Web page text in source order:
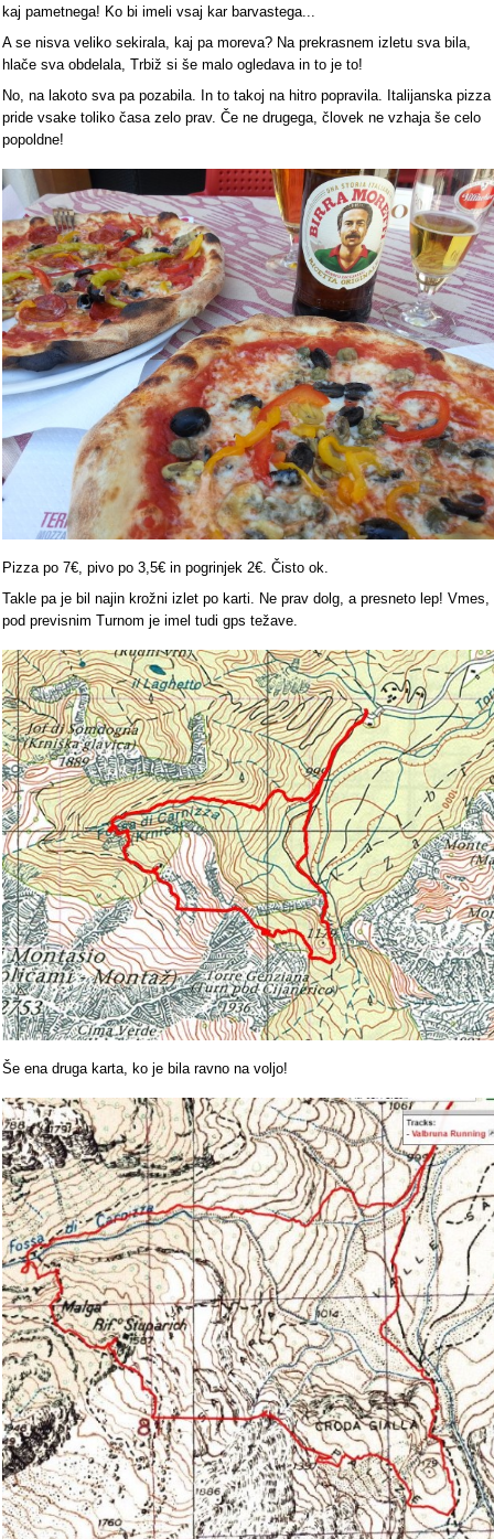
kaj pametnega! Ko bi imeli vsaj kar barvastega...
A se nisva veliko sekirala, kaj pa moreva? Na prekrasnem izletu sva bila,
hlače sva obdelala, Trbiž si še malo ogledava in to je to!
No, na lakoto sva pa pozabila. In to takoj na hitro popravila. Italijanska pizza
pride vsake toliko časa zelo prav. Če ne drugega, človek ne vzhaja še celo
popoldne!
Pizza po 7€, pivo po 3,5€ in pogrinjek 2€. Čisto ok.
Takle pa je bil najin krožni izlet po karti. Ne prav dolg, a presneto lep! Vmes,
pod previsnim Turnom je imel tudi gps težave.
Še ena druga karta, ko je bila ravno na voljo!